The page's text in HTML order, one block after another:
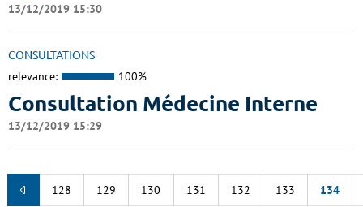
13/12/2019 15:30
CONSULTATIONS
relevance: 100%
Consultation Médecine Interne
13/12/2019 15:29
128 129 130 131 132 133 134